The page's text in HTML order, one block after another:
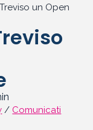
un Open
/ Comunicati